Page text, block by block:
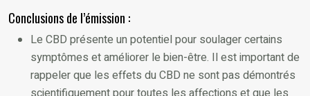
Conclusions de l’émission :
Le CBD présente un potentiel pour soulager certains
symptômes et améliorer le bien-être. Il est important de
rappeler que les effets du CBD ne sont pas démontrés